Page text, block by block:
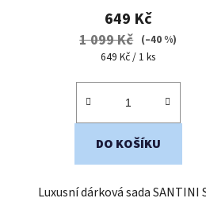
produktu
je
5,0
5
649 Kč
1 099 Kč (–40 %)
Měrná
649 Kč / 1 ks
DO KOŠÍKU
Luxusní dárková sada SANTINI